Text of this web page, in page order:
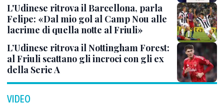
L'Udinese ritrova il Barcellona, parla
Felipe: «Dal mio gol al Camp Nou alle
lacrime di quella notte al Friuli»
L’Udinese ritrova il Nottingham Forest:
al Friuli scattano gli incroci con gli ex
della Serie A
VIDEO